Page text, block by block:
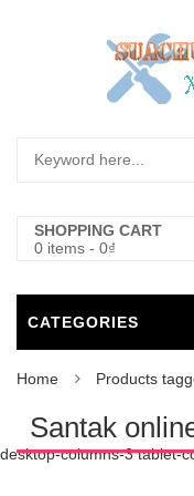
SHOPPING CART
0 items - 0₫
CATEGORIES
Home Products
Santak
desktop-columns-3 tablet-